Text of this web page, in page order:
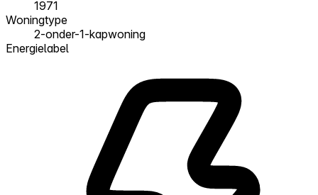
1971
Woningtype
2-onder-1-kapwoning
Energielabel